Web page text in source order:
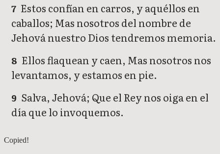
7 Estos confían en carros, y aquéllos en
caballos; Mas nosotros del nombre de
Jehová nuestro Dios tendremos memoria.
8 Ellos flaquean y caen, Mas nosotros nos
levantamos, y estamos en pie.
9 Salva, Jehová; Que el Rey nos oiga en el
día que lo invoquemos.
Salmos 19
Copied!